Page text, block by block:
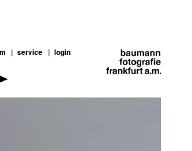
service
login